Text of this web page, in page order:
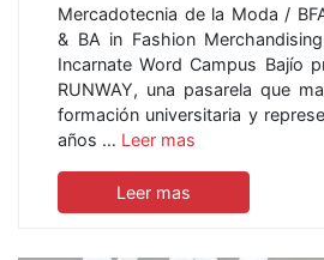
Mercadotecnia de la Moda /
& BA in Fashion
Incarnate Word Campus Bajío
RUNWAY, una pasarela que
formación universitaria y
años … Leer mas
Leer mas